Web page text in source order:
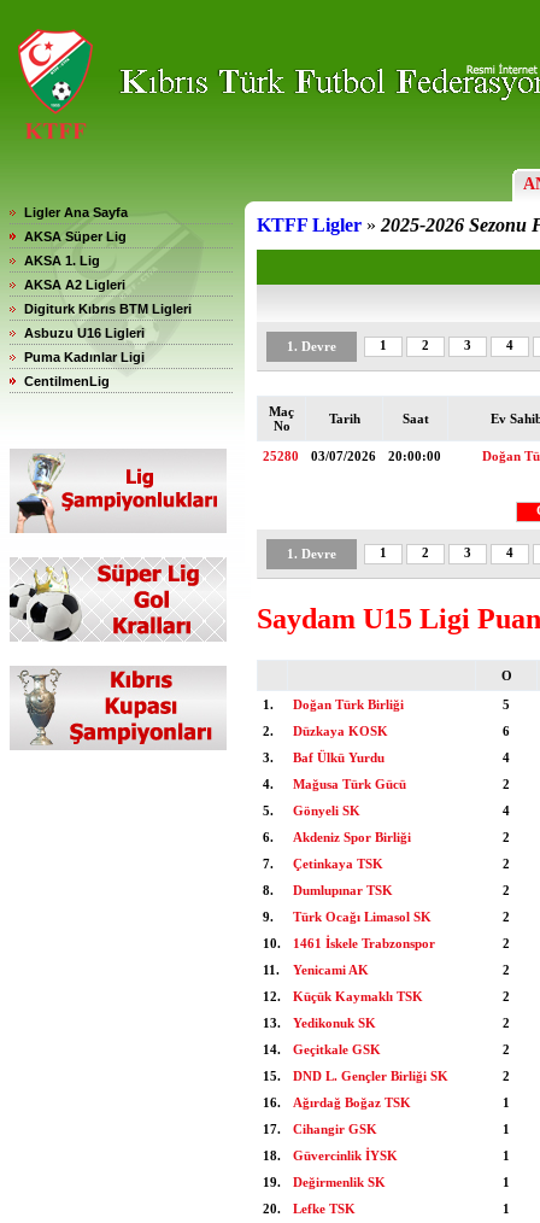
Ligler Ana Sayfa
AKSA Süper Lig
AKSA 1. Lig
AKSA A2 Ligleri
Digiturk Kıbrıs BTM Ligleri
Asbuzu U16 Ligleri
Puma Kadınlar Ligi
CentilmenLig
KTFF Ligler »2025-2026 Sezonu
1. Devre 1 2 3 4
Maç
No
Tarih Saat Ev
25280 03/07/2026 20:00:00 Doğan
1. Devre 1 2 3 4
Saydam U15 Ligi
O
1.
Doğan Türk Birliği
5
2.
Düzkaya KOSK
6
3.
Baf Ülkü Yurdu
4
4.
Mağusa Türk Gücü
2
5.
Gönyeli SK
4
6.
Akdeniz Spor Birliği
2
7.
Çetinkaya TSK
2
8.
Dumlupınar TSK
2
9.
Türk Ocağı Limasol SK
2
10.
1461 İskele Trabzonspor
2
11.
Yenicami AK
2
12.
Küçük Kaymaklı TSK
2
13.
Yedikonuk SK
2
14.
Geçitkale GSK
2
15.
DND L. Gençler Birliği SK
2
16.
Ağırdağ Boğaz TSK
1
17.
Cihangir GSK
1
18.
Güvercinlik İYSK
1
19.
Değirmenlik SK
1
20.
Lefke TSK
1